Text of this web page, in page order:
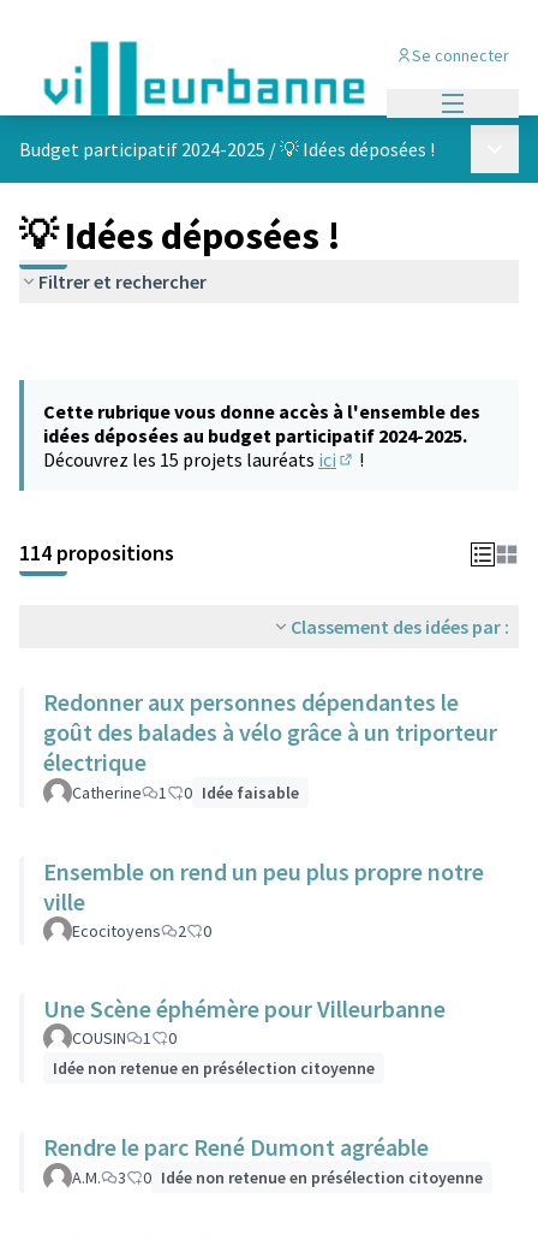
Se connecter
Budget participatif 2024-2025 /💡 Idées déposées !
💡 Idées déposées !
Filtrer et rechercher
Cette rubrique vous donne accès à l'ensemble des
idées déposées au budget participatif 2024-2025.
Découvrez les 15 projets lauréats ici !
114 propositions
Classement des idées par :
Redonner aux personnes dépendantes le
goût des balades à vélo grâce à un triporteur
électrique
Catherine 1 0 Idée faisable
Ensemble on rend un peu plus propre notre
ville
Ecocitoyens 2 0
Une Scène éphémère pour Villeurbanne
COUSIN 1
0
Idée non retenue en présélection citoyenne
Rendre le parc René Dumont agréable
A.M. 3 0 Idée non retenue en présélection citoyenne